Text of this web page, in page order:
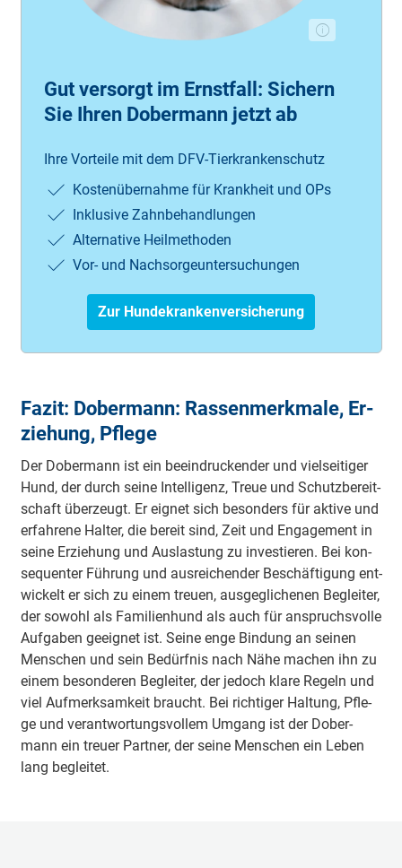
Gut versorgt im Ernstfall: Sichern
Sie Ihren Dobermann jetzt ab
Ihre Vorteile mit dem DFV-Tierkrankenschutz
Kostenübernahme für Krankheit und OPs
Inklusive Zahnbehandlungen
Alternative Heilmethoden
Vor- und Nachsorgeuntersuchungen
Zur Hundekrankenversicherung
Fa­zit: Do­ber­mann: Ras­sen­merk­ma­le, Er­
zie­hung, Pfle­ge
Der Do­ber­mann ist ein be­ein­druck­en­der und viel­sei­ti­ger
Hund, der durch sei­ne In­tel­li­genz, Treue und Schutz­be­reit­
schaft über­zeugt. Er eig­net sich be­son­ders für ak­ti­ve und
er­fah­re­ne Hal­ter, die be­reit sind, Zeit und En­ga­ge­ment in
sei­ne Er­zie­hung und Aus­las­tung zu in­ves­tie­ren. Bei kon­
se­quen­ter Füh­rung und aus­rei­chen­der Be­schäf­ti­gung ent­
wi­ckelt er sich zu ei­nem treu­en, aus­ge­gli­che­nen Be­glei­ter,
der so­wohl als Fa­mi­li­en­hund als auch für an­spruchs­vol­le
Auf­ga­ben ge­eig­net ist. Sei­ne en­ge Bin­dung an sei­nen
Men­schen und sein Be­dürf­nis nach Nä­he ma­chen ihn zu
ei­nem be­son­de­ren Be­glei­ter, der je­doch kla­re Re­geln und
viel Auf­merk­sam­keit braucht. Bei rich­ti­ger Hal­tung, Pfle­
ge und ver­ant­wor­tungs­vol­lem Um­gang ist der Do­ber­
mann ein treu­er Part­ner, der sei­ne Men­schen ein Le­ben
lang be­glei­tet.